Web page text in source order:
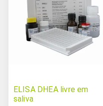
ELISA DHEA livre em
saliva